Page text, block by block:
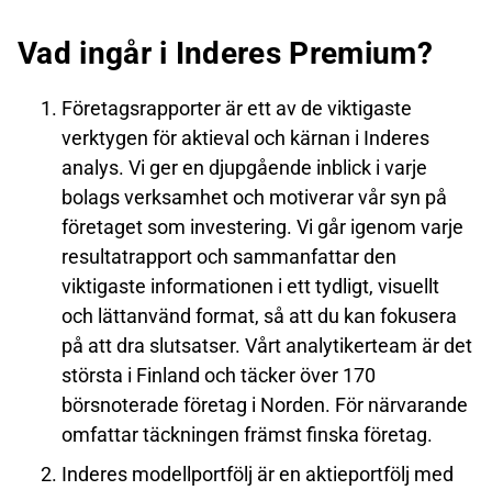
Vad ingår i Inderes Premium?
Företagsrapporter är ett av de viktigaste
verktygen för aktieval och kärnan i Inderes
analys. Vi ger en djupgående inblick i varje
bolags verksamhet och motiverar vår syn på
företaget som investering. Vi går igenom varje
resultatrapport och sammanfattar den
viktigaste informationen i ett tydligt, visuellt
och lättanvänd format, så att du kan fokusera
på att dra slutsatser. Vårt analytikerteam är det
största i Finland och täcker över 170
börsnoterade företag i Norden. För närvarande
omfattar täckningen främst finska företag.
Inderes modellportfölj är en aktieportfölj med